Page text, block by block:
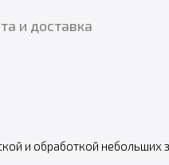
и доставка
и обработкой